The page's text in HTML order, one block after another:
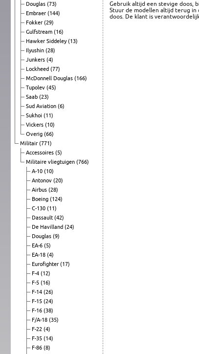
Douglas (73)
Embraer (144)
Fokker (29)
Gulfstream (16)
Hawker Siddeley(13)
Ilyushin (28)
Junkers (4)
Lockheed (77)
McDonnell Douglas (166)
Tupolev (45)
Saab (23)
Sud Aviation (6)
Sukhoi (11)
Vickers (10)
Overig (66)
Militair (771)
Accessoires (5)
Militaire vliegtuigen (766)
A-10 (10)
Antonov (20)
Airbus (28)
Boeing (124)
C-130 (11)
Dassault (42)
De Havilland (24)
Douglas (9)
EA-6 (5)
EA-18 (4)
Eurofighter (17)
F-4 (12)
F-5 (16)
F-14 (26)
F-15 (24)
F-16 (38)
F/A-18 (35)
F-22 (4)
F-35 (14)
F-86 (8)
Gebruik altijd een stevige doos,
Stuur de modellen altijd terug in
doos. De klant is